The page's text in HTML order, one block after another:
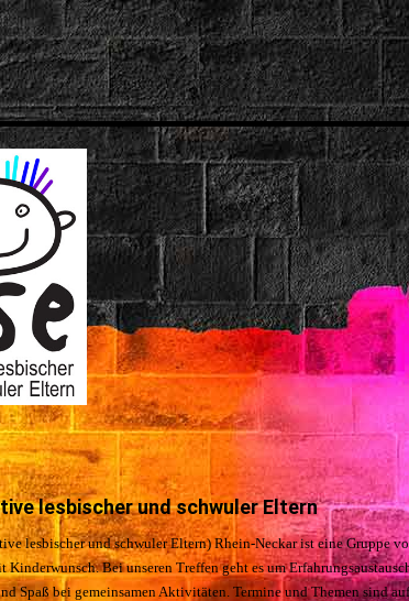
lesbischer und schwuler Eltern
lesbischer und schwuler Eltern) Rhein-Neckar ist eine Gruppe
Kinderwunsch. Bei unseren Treffen geht es um
Spaß bei gemeinsamen Aktivitäten. Termine und Themen sind